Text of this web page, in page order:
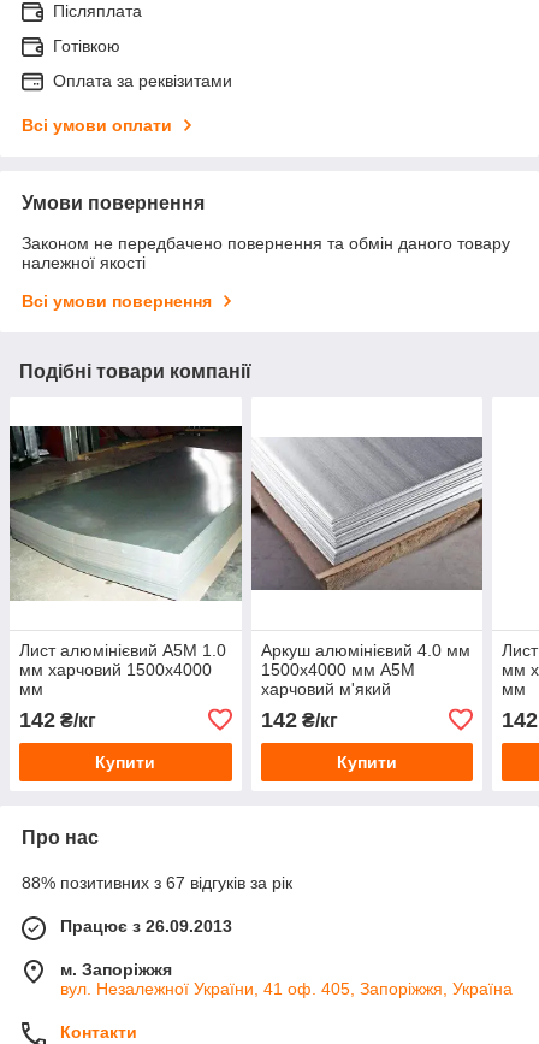
Післяплата
Готівкою
Оплата за реквізитами
Всі умови оплати
Умови повернення
Законом не передбачено повернення та обмін даного товару
належної якості
Всі умови повернення
Подібні товари компанії
Лист алюмінієвий А5М 1.0
мм харчовий 1500х4000
мм
142 ₴/кг
Купити
Аркуш алюмінієвий 4.0 мм
1500х4000 мм А5М
харчовий м'який
142₴/кг
Купити
мм
мм
142
Про нас
88% позитивних з 67 відгуків за рік
Працює з 26.09.2013
м. Запоріжжя
вул. Незалежної України, 41 оф. 405, Запоріжжя, Україна
Контакти